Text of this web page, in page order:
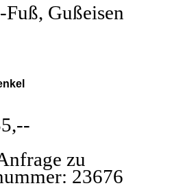
Gußeisen
zu
23676